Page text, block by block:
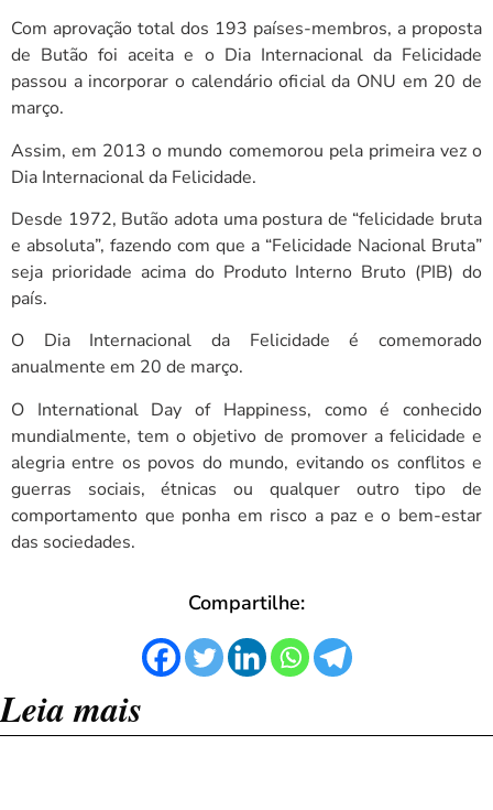
Com aprovação total dos 193 países-membros, a proposta
de Butão foi aceita e o Dia Internacional da Felicidade
passou a incorporar o calendário oficial da ONU em 20 de
março.
Assim, em 2013 o mundo comemorou pela primeira vez o
Dia Internacional da Felicidade.
Desde 1972, Butão adota uma postura de “felicidade bruta
e absoluta”, fazendo com que a “Felicidade Nacional Bruta”
seja prioridade acima do Produto Interno Bruto (PIB) do
país.
O Dia Internacional da Felicidade é comemorado
anualmente em 20 de março.
O International Day of Happiness, como é conhecido
mundialmente, tem o objetivo de promover a felicidade e
alegria entre os povos do mundo, evitando os conflitos e
guerras sociais, étnicas ou qualquer outro tipo de
comportamento que ponha em risco a paz e o bem-estar
das sociedades.
Compartilhe:
Leia mais